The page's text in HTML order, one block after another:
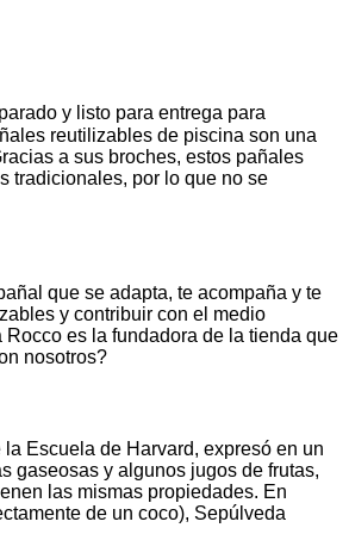
y listo para entrega para
reutilizables de piscina son una
a sus broches, estos pañales
tradicionales, por lo que no se
que se adapta, te acompaña y te
y contribuir con el medio
es la fundadora de la tienda que
nosotros?
Escuela de Harvard, expresó en un
gaseosas y algunos jugos de frutas,
las mismas propiedades. En
de un coco), Sepúlveda